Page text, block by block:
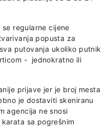
regularne cijene
popusta za
putovanja ukoliko putnik
- jednokratno ili
prijave jer je broj mesta
je dostaviti skeniranu
agencija ne snosi
sa pogrešnim